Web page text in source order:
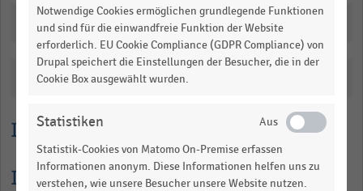
Lesehilfe
Informationen zur Statistik
Downloads
Katalogisierung
Notwendige Cookies ermöglichen grundlegende Funktionen
und sind für die einwandfreie Funktion der Website
erforderlich. EU Cookie Compliance (GDPR Compliance) von
Drupal speichert die Einstellungen der Besucher, die in der
Cookie Box ausgewählt wurden.
Statistiken
Statistik-Cookies von Matomo On-Premise erfassen
Informationen anonym. Diese Informationen helfen uns zu
verstehen, wie unsere Besucher unsere Website nutzen.